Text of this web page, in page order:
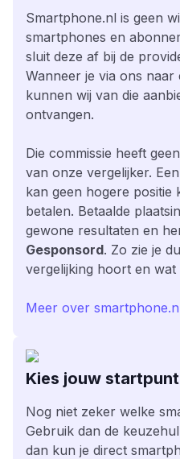
Smartphone.nl is geen
smartphones en
sluit deze af bij de
Wanneer je via ons naar
kunnen wij van die
ontvangen.
Die commissie heeft
van onze vergelijker.
kan geen hogere
betalen. Betaalde
gewone resultaten en
Gesponsord. Zo zie je
vergelijking hoort en wat
Meer over
Kies jouw startpunt
Nog niet zeker welke
Gebruik dan de
dan kun je direct